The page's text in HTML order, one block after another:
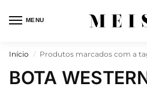
MENU
Início / Produtos marcados com a
BOTA